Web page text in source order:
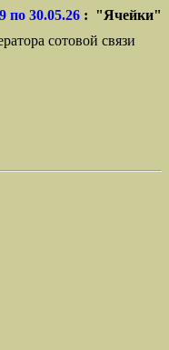
по 30.05.26 : "Ячейки"
сотовой связи